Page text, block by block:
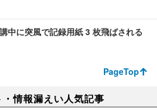
中に突風で記録用紙 3 枚飛ばされる
PageTop
・情報漏えい人気記事